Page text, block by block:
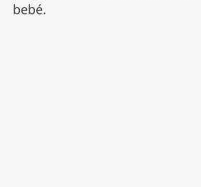
bebé.